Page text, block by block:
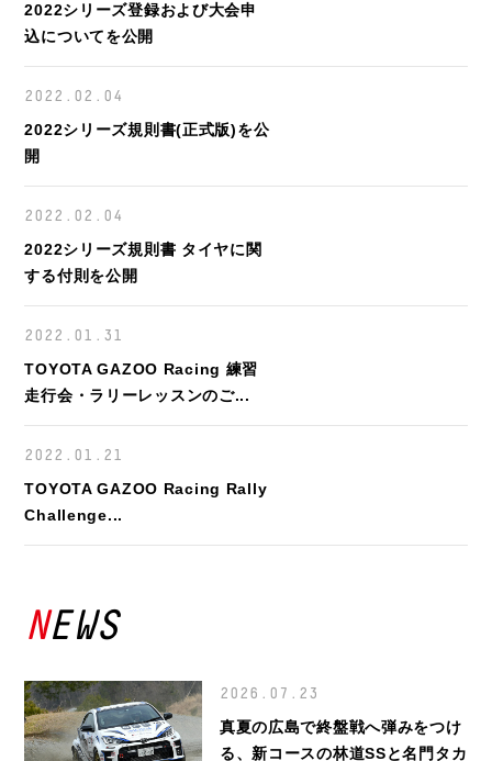
2022シリーズ登録および大会申
込についてを公開
2022.02.04
2022シリーズ規則書(正式版)を公
開
2022.02.04
2022シリーズ規則書 タイヤに関
する付則を公開
2022.01.31
TOYOTA GAZOO Racing 練習
走行会・ラリーレッスンのご...
2022.01.21
TOYOTA GAZOO Racing Rally
Challenge...
NEWS
2026.07.23
真夏の広島で終盤戦へ弾みをつけ
る、新コースの林道SSと名門タカ